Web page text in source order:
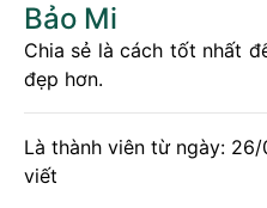
Bảo Mi
Chia sẻ là cách tốt nhất
đẹp hơn.
Là thành viên từ ngày:
viết